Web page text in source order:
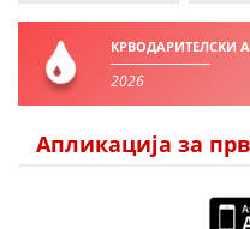
ЕДУКАТИВНО
КРВОДАРИТЕЛСКИ
2026
Апликација за